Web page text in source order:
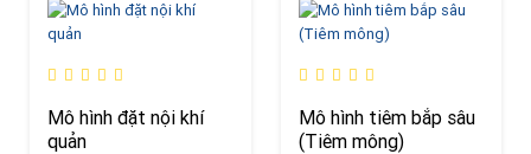
Mô hình đặt nội khí
quản
Mô hình tiêm bắp sâu
(Tiêm mông)